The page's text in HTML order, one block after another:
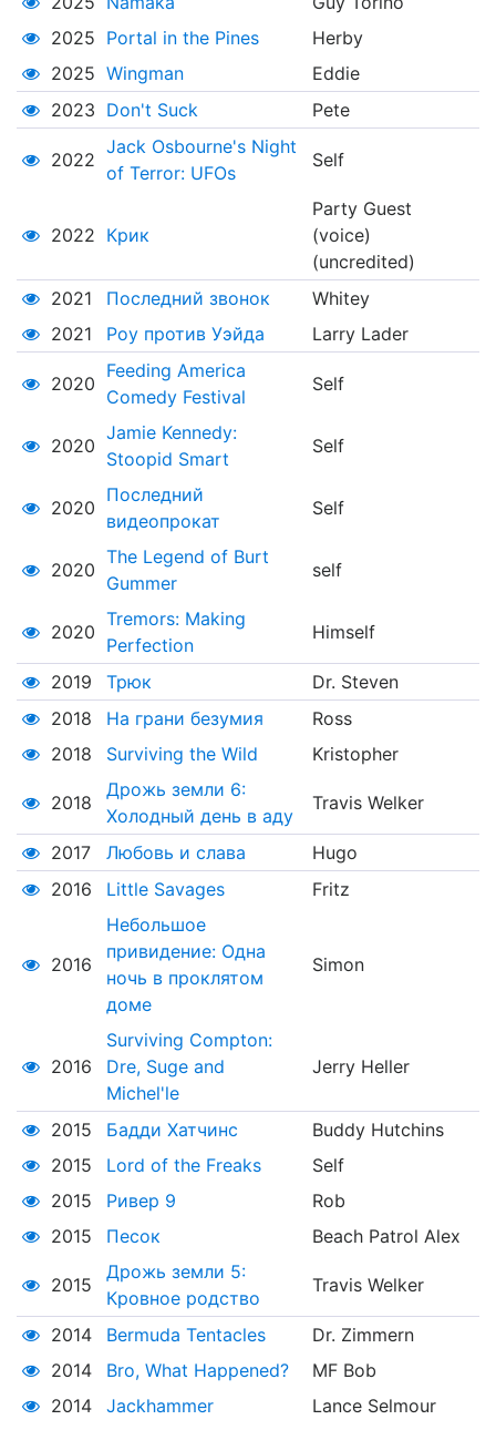
2025 Portal in the Pines
Herby
2025 Wingman
Eddie
2023 Don't Suck Pete
2022
Jack Osbourne's Night
of Terror: UFOs
Self
2022 Крик
Party Guest
(voice)
(uncredited)
2021
Последний звонок
Whitey
2021
Роу против Уэйда Larry Lader
2020
Feeding America
Comedy Festival
Self
2020
Jamie Kennedy:
Stoopid Smart
Self
2020
Последний
видеопрокат
Self
2020
The Legend of Burt
Gummer
self
2020
Tremors: Making
Perfection
Himself
2019 Трюк
Dr. Steven
2018
На грани безумия
Ross
2018
Surviving the Wild Kristopher
2018
Дрожь земли 6:
Холодный день в аду
Travis Welker
2017 Любовь и слава
Hugo
2016
Little Savages Fritz
2016
Небольшое
привидение: Одна
ночь в проклятом
доме
Simon
2016
Surviving Compton:
Dre, Suge and
Michel'le
Jerry Heller
2015 Бадди Хатчинс
Buddy Hutchins
2015
Lord of the Freaks
Self
2015
Ривер 9
Rob
2015
Песок Beach Patrol Alex
2015
Дрожь земли 5:
Кровное родство
Travis Welker
2014 Bermuda Tentacles
Dr. Zimmern
2014
Bro, What Happened?
MF Bob
2014
Jackhammer Lance Selmour